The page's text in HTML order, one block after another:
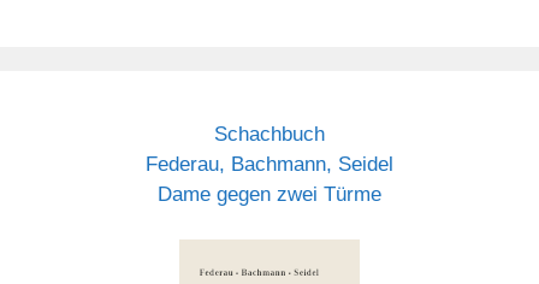
Schachbuch
Federau, Bachmann, Seidel
Dame gegen zwei Türme